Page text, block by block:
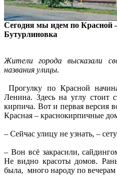
Сегодня мы идем по Красной
Бутурлиновка
Жители города высказали
названия улицы.
Прогулку по Красной
Ленина. Здесь на углу стоит
кирпича. Вот и первая версия
Красная – краснокирпичные
– Сейчас улицу не узнать, –
– Вон всё закрасили,
Не видно красоты домов.
была, много народу по